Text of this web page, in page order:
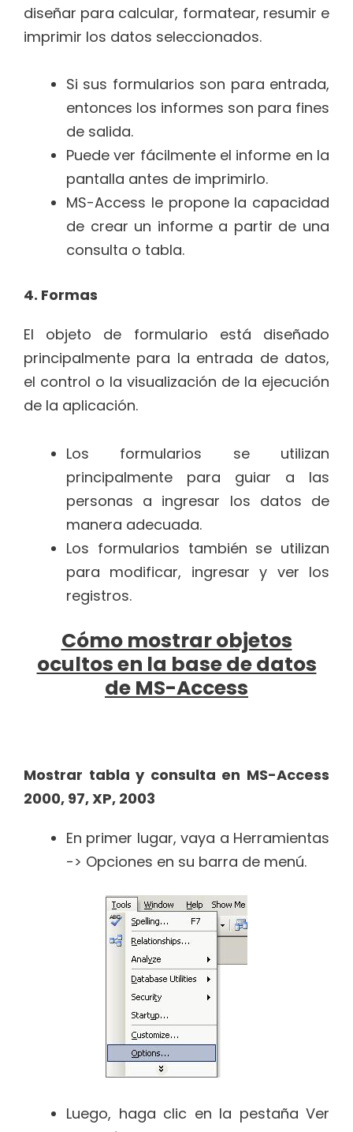
diseñar para calcular, formatear, resumir e
imprimir los datos seleccionados.
Si sus formularios son para entrada,
entonces los informes son para fines
de salida.
Puede ver fácilmente el informe en la
pantalla antes de imprimirlo.
MS-Access le propone la capacidad
de crear un informe a partir de una
consulta o tabla.
4. Formas
El objeto de formulario está diseñado
principalmente para la entrada de datos,
el control o la visualización de la ejecución
de la aplicación.
Los formularios se utilizan
principalmente para guiar a las
personas a ingresar los datos de
manera adecuada.
Los formularios también se utilizan
para modificar, ingresar y ver los
registros.
Cómo mostrar objetos
ocultos en la base de datos
de MS-Access
Mostrar tabla y consulta en MS-Access
2000, 97, XP, 2003
En primer lugar, vaya a Herramientas
-> Opciones en su barra de menú.
Luego, haga clic en la pestaña Ver